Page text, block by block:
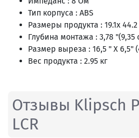
Тип корпуса : ABS
Размеры продукта : 19.1x
Глубина монтажа : 3,78 "(9,35
Размер выреза : 16,5 " X 6,5"
Вес продукта : 2.95 кг
Отзывы Klipsch
LCR